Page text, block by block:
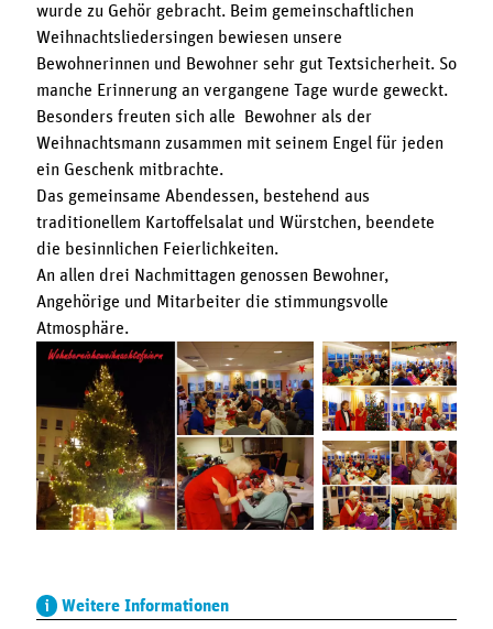
wurde zu Gehör gebracht. Beim gemeinschaftlichen
Weihnachtsliedersingen bewiesen unsere
Bewohnerinnen und Bewohner sehr gut Textsicherheit. So
manche Erinnerung an vergangene Tage wurde geweckt.
Besonders freuten sich alle Bewohner als der
Weihnachtsmann zusammen mit seinem Engel für jeden
ein Geschenk mitbrachte.
Das gemeinsame Abendessen, bestehend aus
traditionellem Kartoffelsalat und Würstchen, beendete
die besinnlichen Feierlichkeiten.
An allen drei Nachmittagen genossen Bewohner,
Angehörige und Mitarbeiter die stimmungsvolle
Atmosphäre.
Weitere Informationen